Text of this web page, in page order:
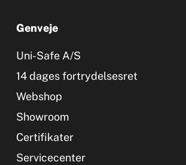
Genveje
Uni-Safe A/S
14 dages fortrydelsesret
Webshop
Showroom
Certifikater
Servicecenter